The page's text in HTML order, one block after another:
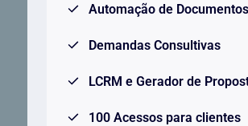
Automação de Documentos
Demandas Consultivas
LCRM e Gerador de
100 Acessos para clientes